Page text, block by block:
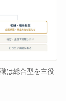
は総合型を主役